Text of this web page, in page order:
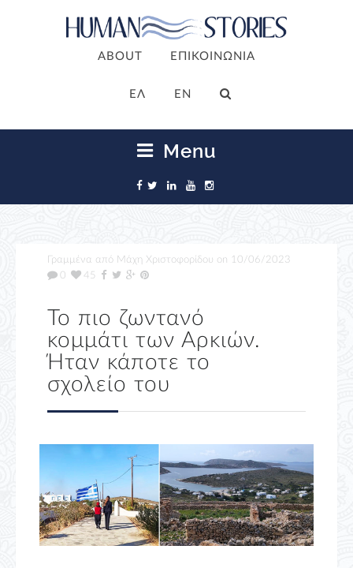
ABOUT ΕΠΙΚΟΙΝΩΝΙΑ
ΕΛ EN
Menu
Γραμμένα από Μάχη Χριστοφορίδου on 10/06/2023
0
45
Το πιο ζωντανό
κομμάτι των Αρκιών.
Ήταν κάποτε το
σχολείο του